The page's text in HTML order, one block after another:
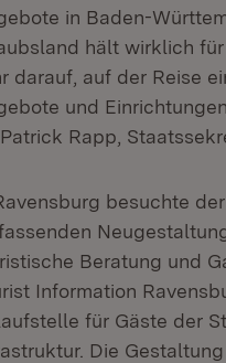
in Baden-
hält wirklich
darauf, auf der Reise
und
Rapp,
besuchte
Beratung und
Information
für Gäste der
Die